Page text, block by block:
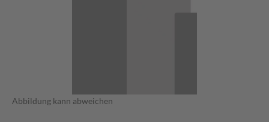
Abbildung kann abweichen